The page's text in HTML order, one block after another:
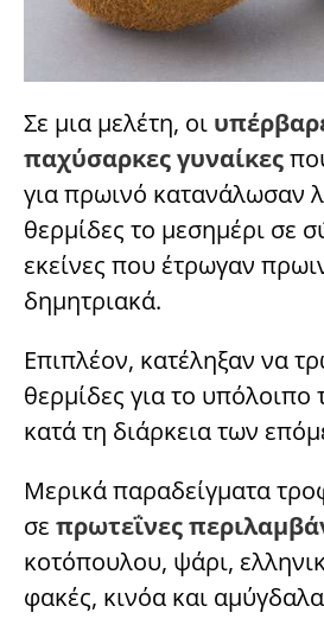
Σε μια μελέτη, οι
παχύσαρκες γυναίκες
για πρωινό κατανάλωσαν
θερμίδες το μεσημέρι σε
εκείνες που έτρωγαν
δημητριακά.
Επιπλέον, κατέληξαν να
θερμίδες για το υπόλοιπο
κατά τη διάρκεια των
Μερικά παραδείγματα
σε πρωτεΐνες
κοτόπουλου, ψάρι,
φακές, κινόα και